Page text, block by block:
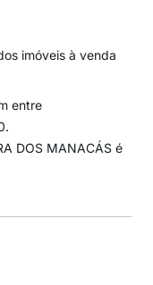
imóveis à venda
entre
DOS MANACÁS é